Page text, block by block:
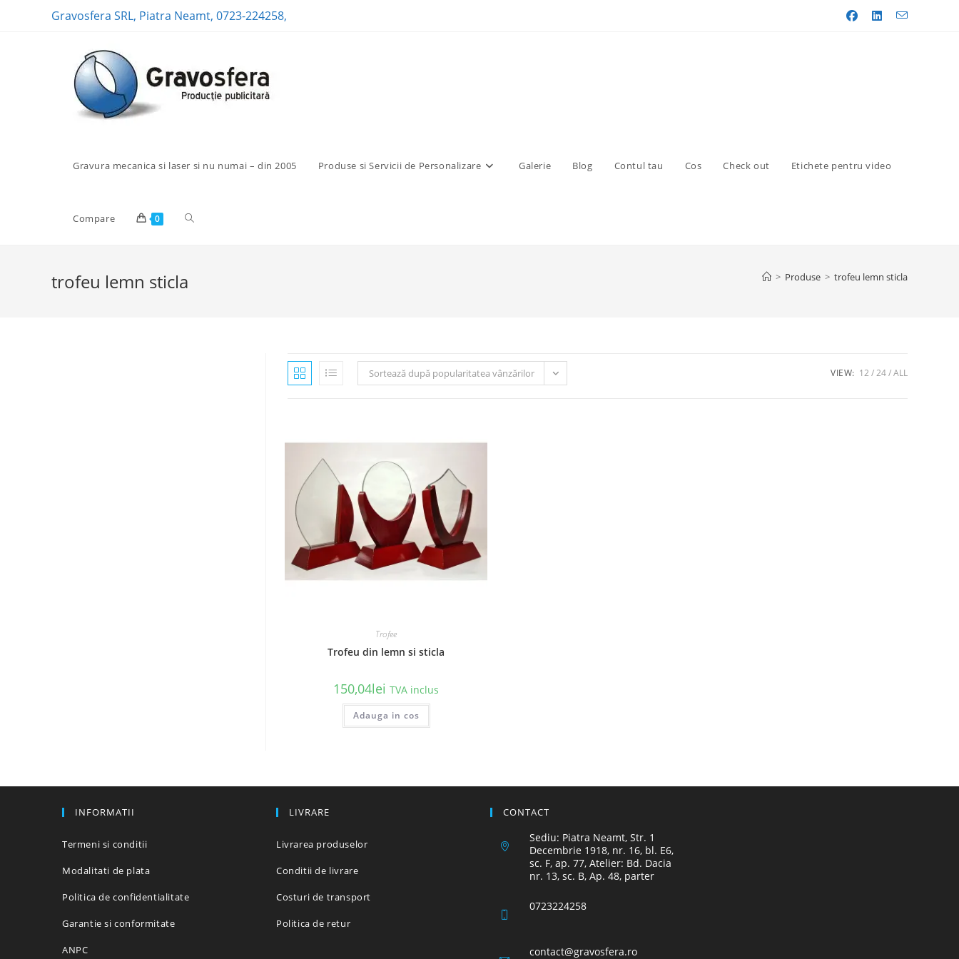
Gravosfera SRL, Piatra Neamt, 0723-224258,
Gravura mecanica si laser si nu numai – din 2005 Produse si Servicii de Personalizare Galerie Blog Contul tau Cos Check out Etichete pentru video
Compare 0 Toggle
trofeu lemn sticla > Produse > trofeu lemn sticla
Sortează după popularitatea vânzărilor VIEW: 12 24 ALL
Trofee
Trofeu din lemn si sticla
150,04lei TVA inclus
Adauga in cos
Acest
are
fi
INFORMATII
Termeni si conditii
Modalitati de plata
Politica de confidentialitate
Garantie si conformitate
ANPC
LIVRARE
Livrarea produselor
Conditii de livrare
Costuri de transport
Politica de retur
CONTACT
Sediu: Piatra Neamt, Str. 1
Decembrie 1918, nr. 16, bl. E6,
sc. F, ap. 77, Atelier: Bd. Dacia
nr. 13, sc. B, Ap. 48, parter
0723224258
contact@gravosfera.roOpens